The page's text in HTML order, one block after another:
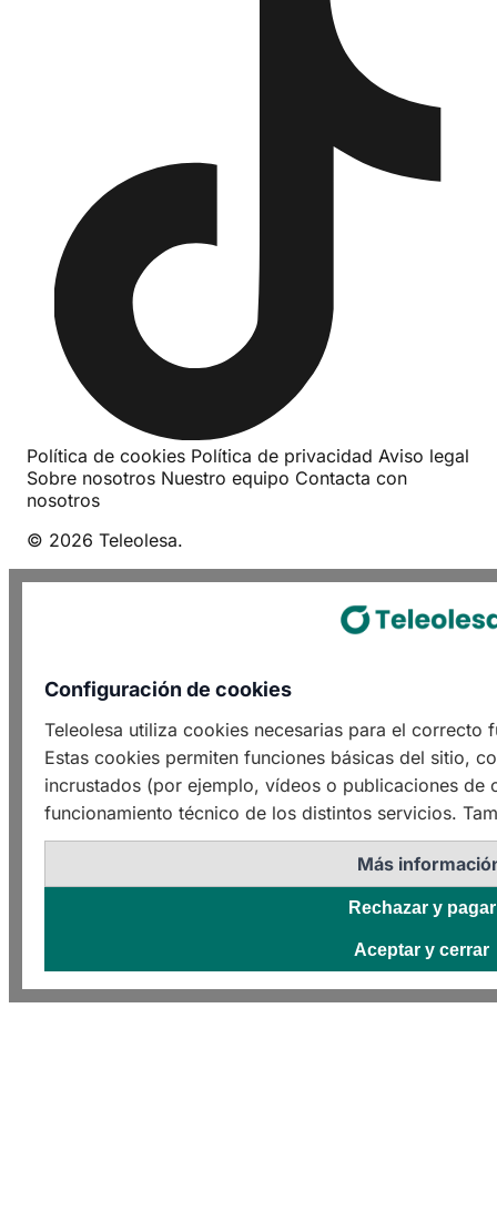
Política de cookies Política de privacidad Aviso legal
Sobre nosotros Nuestro equipo Contacta con
nosotros
© 2026 Teleolesa.
Configuración de cookies
Teleolesa utiliza cookies necesarias para el correcto
Estas cookies permiten funciones básicas del sitio,
incrustados (por ejemplo, vídeos o publicaciones de
funcionamiento técnico de los distintos servicios.
Más
Rechazar y pagar
Aceptar y cerrar